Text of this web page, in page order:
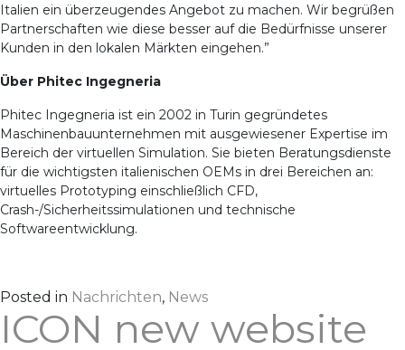
Italien ein überzeugendes Angebot zu machen. Wir begrüßen
Partnerschaften wie diese besser auf die Bedürfnisse unserer
Kunden in den lokalen Märkten eingehen.”
Über Phitec Ingegneria
Phitec Ingegneria ist ein 2002 in Turin gegründetes
Maschinenbauunternehmen mit ausgewiesener Expertise im
Bereich der virtuellen Simulation. Sie bieten Beratungsdienste
für die wichtigsten italienischen OEMs in drei Bereichen an:
virtuelles Prototyping einschließlich CFD,
Crash-/Sicherheitssimulationen und technische
Softwareentwicklung.
Posted in Nachrichten, News
ICON new website